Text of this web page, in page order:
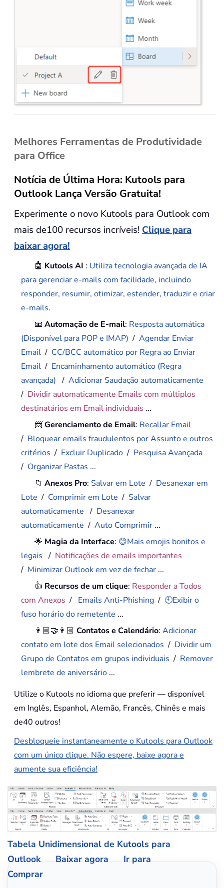
Melhores Ferramentas de Produtividade
para Office
Notícia de Última Hora: Kutools para
Outlook Lança Versão Gratuita!
Experimente o novo Kutools para Outlook com
mais de100 recursos incríveis! Clique para
baixar agora!
🤖 Kutools AI : Utiliza tecnologia avançada de IA
para gerenciar e-mails com facilidade, incluindo
responder, resumir, otimizar, estender, traduzir e criar
e-mails.
📧Automação de E-mail: Resposta automática
(Disponível para POP e IMAP) /Agendar Enviar
Email / CC/BCC automático por Regra ao Enviar
Email / Encaminhamento automático (Regra
avançada) /Adicionar Saudação automaticamente
/ Dividir automaticamente Emails com múltiplos
destinatários em Email individuais ...
📨Gerenciamento de Email: Recallar Email
/ Bloquear emails fraudulentos por Assunto e outros
critérios / Excluir Duplicado / Pesquisa Avançada
/ Organizar Pastas ...
📁Anexos Pro: Salvar em Lote / Desanexar em
Lote / Comprimir em Lote / Salvar
automaticamente / Desanexar
automaticamente /Auto Comprimir ...
🌟 Magia da Interface: 😊Mais emojis bonitos e
legais / Notificações de emails importantes
/ Minimizar Outlook em vez de fechar ...
👍 Recursos de um clique: Responder a Todos
com Anexos / Emails Anti-Phishing / 🕘Exibir o
fuso horário do remetente ...
👩🏼‍🤝‍👩🏻Contatos e Calendário:Adicionar
contato em lote dos Email selecionados / Dividir um
Grupo de Contatos em grupos individuais / Remover
lembrete de aniversário ...
Utilize o Kutools no idioma que preferir — disponível
em Inglês, Espanhol, Alemão, Francês, Chinês e mais
de40 outros!
Desbloqueie instantaneamente o Kutools para Outlook
com um único clique. Não espere, baixe agora e
aumente sua eficiência!
Tabela Unidimensional de Kutools para
Outlook
Baixar agora
Ir para
Comprar